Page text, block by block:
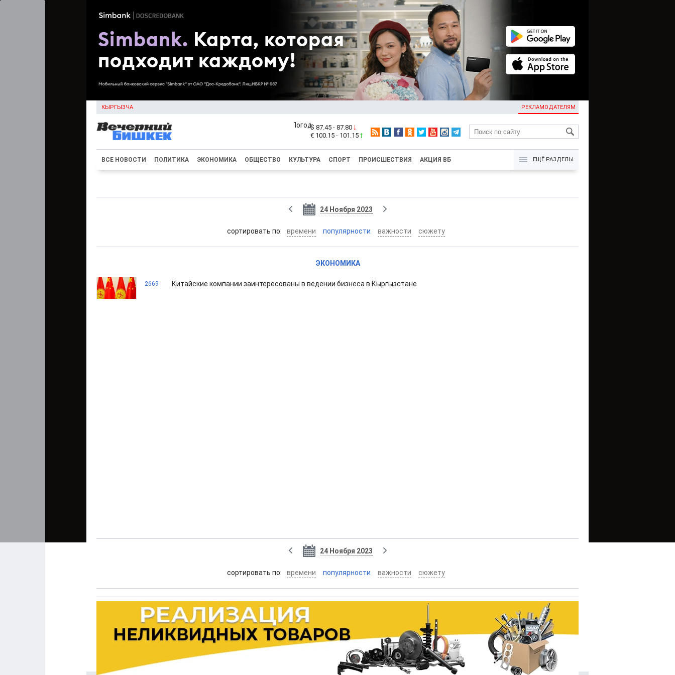
КЫРГЫЗЧА РЕКЛАМОДАТЕЛЯМ
KG
$ 87.45 - 87.80
€ 100.15 - 101.15
ВСЕ НОВОСТИ ПОЛИТИКА ЭКОНОМИКА ОБЩЕСТВО КУЛЬТУРА СПОРТ ПРОИСШЕСТВИЯ АКЦИЯ ВБ ЕЩЁ РАЗДЕЛЫ
24 Ноября 2023
cортировать по: времени популярности важности сюжету
ЭКОНОМИКА
2669 Китайские компании заинтересованы в ведении бизнеса в Кыргызстане
24 Ноября 2023
cортировать по: времени популярности важности сюжету